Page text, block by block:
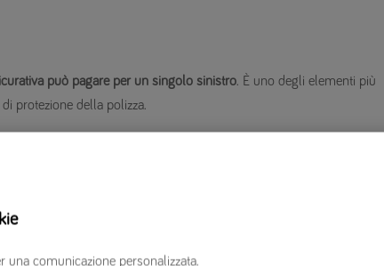
può pagare per un singolo sinistro. È uno degli elementi più
protezione della polizza.
una comunicazione personalizzata.